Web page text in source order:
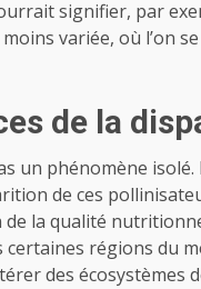
signifier, par
variée, où l’on
de la
un phénomène
de ces
la qualité
certaines régions du
des écosystèmes